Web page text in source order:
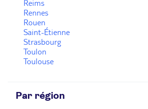
Reims
Rennes
Rouen
Saint-Étienne
Strasbourg
Toulon
Toulouse
Par région